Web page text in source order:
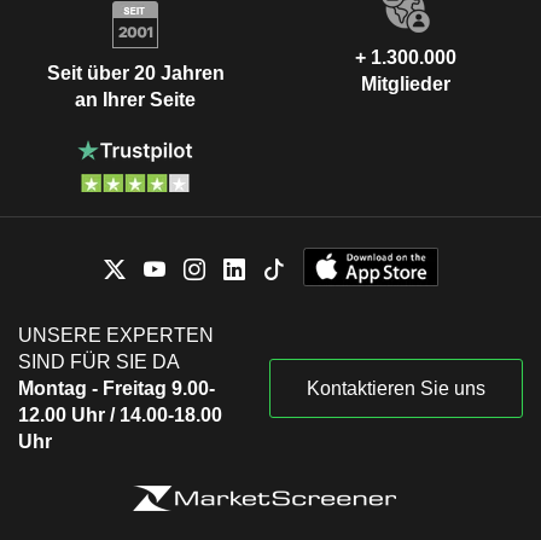
Seit über 20 Jahren
an Ihrer Seite
+ 1.300.000
Mitglieder
UNSERE EXPERTEN
SIND FÜR SIE DA
Montag - Freitag 9.00-
12.00 Uhr / 14.00-18.00
Uhr
Kontaktieren Sie uns